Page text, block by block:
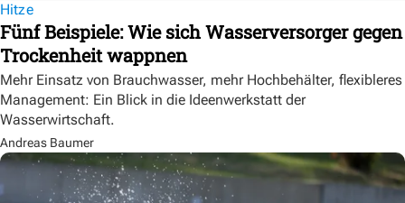
Hitze
Fünf Beispiele: Wie sich Wasserversorger gegen
Trockenheit wappnen
Mehr Einsatz von Brauchwasser, mehr Hochbehälter, flexibleres
Management: Ein Blick in die Ideenwerkstatt der
Wasserwirtschaft.
Andreas Baumer